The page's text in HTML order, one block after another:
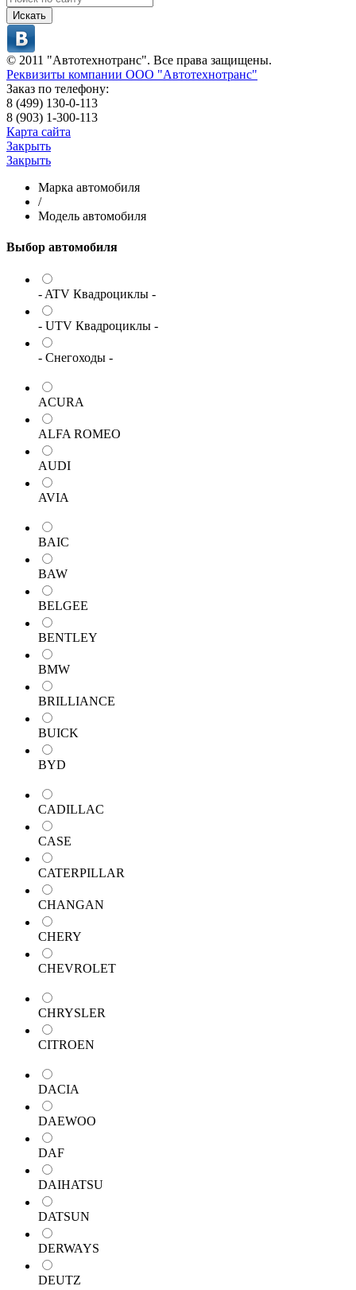
Искать
© 2011 "Автотехнотранс". Все права защищены.
Реквизиты компании ООО "Автотехнотранс"
Заказ по телефону:
8 (499) 130-0-113
8 (903) 1-300-113
Карта сайта
Закрыть
Закрыть
Марка автомобиля
/
Модель автомобиля
Выбор автомобиля
- ATV Квадроциклы -
- UTV Квадроциклы -
- Снегоходы -
ACURA
ALFA ROMEO
AUDI
AVIA
BAIC
BAW
BELGEE
BENTLEY
BMW
BRILLIANCE
BUICK
BYD
CADILLAC
CASE
CATERPILLAR
CHANGAN
CHERY
CHEVROLET
CHRYSLER
CITROEN
DACIA
DAEWOO
DAF
DAIHATSU
DATSUN
DERWAYS
DEUTZ